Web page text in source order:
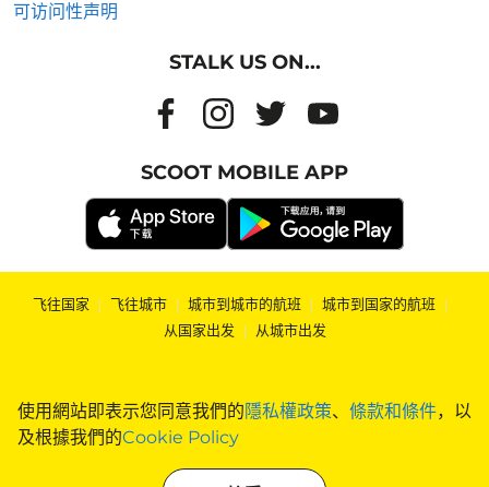
使用網站即表示您同意我們的隱私權政策、 條款和條件，以
及根據我們的Cookie Policy
可访问性声明
STALK US ON...
SCOOT MOBILE APP
飞往国家 | 飞往城市 | 城市到城市的航班 | 城市到国家的航班 |
从国家出发 | 从城市出发